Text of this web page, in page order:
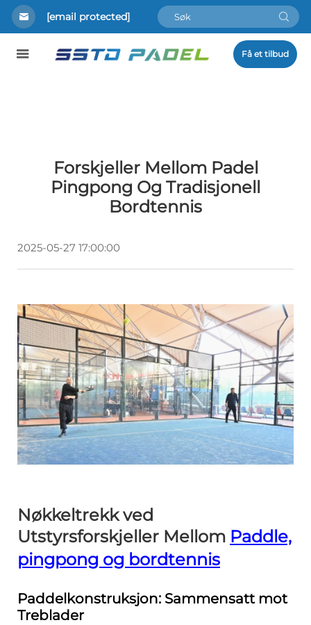
[email protected]
Få et tilbud
Forskjeller Mellom Padel
Pingpong Og Tradisjonell
Bordtennis
2025-05-27 17:00:00
Nøkkeltrekk ved
Utstyrsforskjeller Mellom Paddle,
pingpong og bordtennis
Paddelkonstruksjon: Sammensatt mot
Treblader